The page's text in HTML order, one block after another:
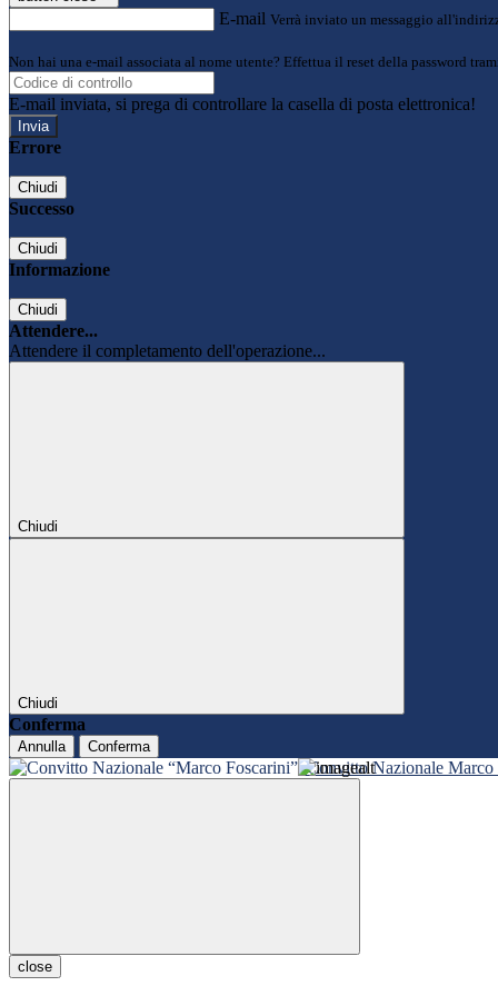
E-mail Verrà inviato un messaggio
Non hai una e-mail associata al nome utente? Effettua il reset della password
E-mail inviata, si prega di controllare la casella di posta elettronica!
Errore
Chiudi
Successo
Chiudi
Informazione
Chiudi
Attendere...
Attendere il completamento dell'operazione...
Chiudi
Chiudi
Conferma
Annulla Conferma
Convitto Nazionale Marco
close